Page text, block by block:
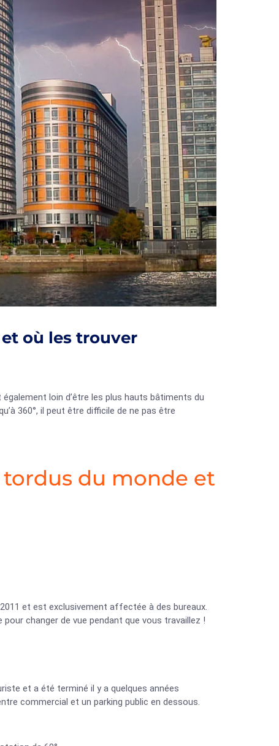
où les trouver
loin d’être les plus hauts bâtiments du
360°, il peut être difficile de ne pas être
du monde et
et est exclusivement affectée à des bureaux.
changer de vue pendant que vous travaillez !
et a été terminé il y a quelques années
commercial et un parking public en dessous.